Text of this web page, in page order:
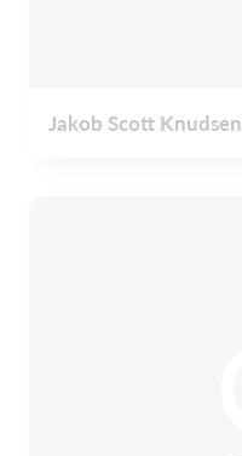
Jakob Scott Knudsen